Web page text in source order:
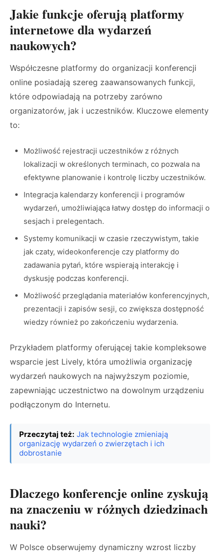
Jakie funkcje oferują platformy
internetowe dla wydarzeń
naukowych?
Współczesne platformy do organizacji konferencji
online posiadają szereg zaawansowanych funkcji,
które odpowiadają na potrzeby zarówno
organizatorów, jak i uczestników. Kluczowe elementy
to:
Możliwość rejestracji uczestników z różnych
lokalizacji w określonych terminach, co pozwala na
efektywne planowanie i kontrolę liczby uczestników.
Integracja kalendarzy konferencji i programów
wydarzeń, umożliwiająca łatwy dostęp do informacji o
sesjach i prelegentach.
Systemy komunikacji w czasie rzeczywistym, takie
jak czaty, wideokonferencje czy platformy do
zadawania pytań, które wspierają interakcję i
dyskusję podczas konferencji.
Możliwość przeglądania materiałów konferencyjnych,
prezentacji i zapisów sesji, co zwiększa dostępność
wiedzy również po zakończeniu wydarzenia.
Przykładem platformy oferującej takie kompleksowe
wsparcie jest Lively, która umożliwia organizację
wydarzeń naukowych na najwyższym poziomie,
zapewniając uczestnictwo na dowolnym urządzeniu
podłączonym do Internetu.
Przeczytaj też: Jak technologie zmieniają
organizację wydarzeń o zwierzętach i ich
dobrostanie
Dlaczego konferencje online zyskują
na znaczeniu w różnych dziedzinach
nauki?
W Polsce obserwujemy dynamiczny wzrost liczby